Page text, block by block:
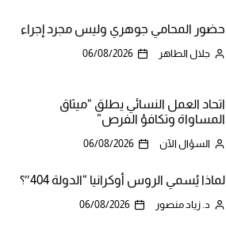
حضور المحامي جوهري وليس مجرد إجراء
جلال الطاهر 06/08/2026
اتحاد العمل النسائي يطلق “ميثاق
المساواة وتكافؤ الفرص”
السؤال الآن 06/08/2026
لماذا يُسمي الروس أوكرانيا “الدولة 404″؟
د. زياد منصور 06/08/2026